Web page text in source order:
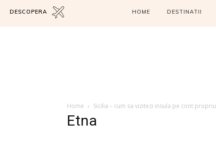
DESCOPERA HOME DESTINATII
Home Sicilia – cum sa vizitezi insula pe cont propriu
Etna